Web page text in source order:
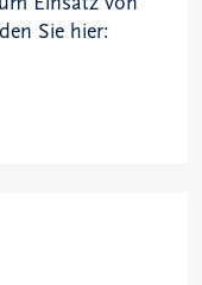
Sie hier: